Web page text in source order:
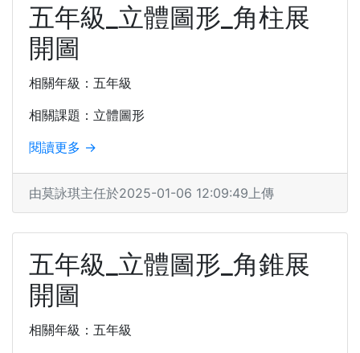
五年級_立體圖形_角柱展
開圖
相關年級：五年級
相關課題：立體圖形
閱讀更多 →
由莫詠琪主任於2025-01-06 12:09:49上傳
五年級_立體圖形_角錐展
開圖
相關年級：五年級